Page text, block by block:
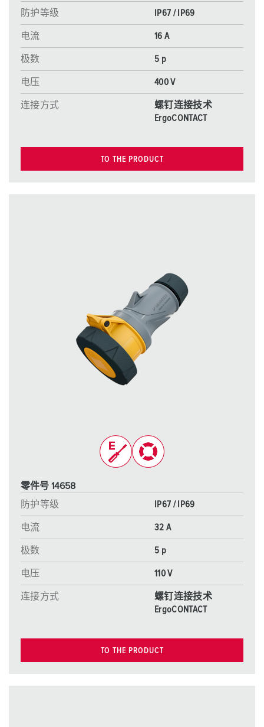
防护等级
IP67 / IP69
电流 16 A
极数 5 p
电压 400 V
连接方式
螺钉连接技术
ErgoCONTACT
TO THE PRODUCT
零件号 14658
防护等级
IP67 / IP69
电流 32 A
极数 5 p
电压 110 V
连接方式
螺钉连接技术
ErgoCONTACT
TO THE PRODUCT